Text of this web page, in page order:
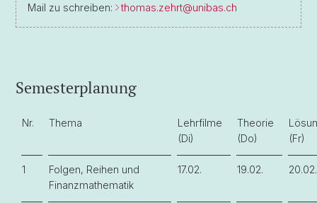
Mail zu schreiben:
thomas.zehrt@unibas.ch
Semesterplanung
Nr. Thema
Lehrfilme
(Di)
Theorie
(Do)
(Fr)
1
Folgen, Reihen und
Finanzmathematik
17.02. 19.02. 20.02.